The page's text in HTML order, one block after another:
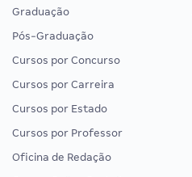
Graduação
Pós-Graduação
Cursos por Concurso
Cursos por Carreira
Cursos por Estado
Cursos por Professor
Oficina de Redação